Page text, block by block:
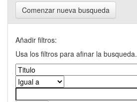
Comenzar nueva busqueda
Añadir filtros:
Usa los filtros para afinar la busqueda.